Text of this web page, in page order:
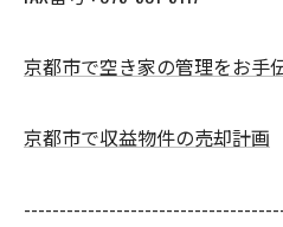
京都市で空き家の管理をお手
京都市で収益物件の売却計画